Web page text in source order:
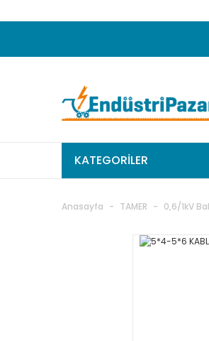
20.000TL ve Üzeri
KATEGORİLER
Anasayfa TAMER 0,6/1kV